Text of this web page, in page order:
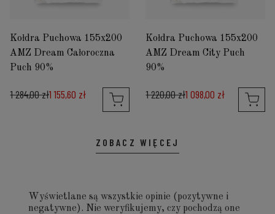
Kołdra Puchowa 155x200
AMZ Dream Całoroczna
Puch 90%
1 284,00 zł1 155,60 zł
Kołdra Puchowa 155x200
AMZ Dream City Puch
90%
1 220,00 zł1 098,00 zł
ZOBACZ WIĘCEJ
Wyświetlane są wszystkie opinie (pozytywne i
negatywne). Nie weryfikujemy, czy pochodzą one